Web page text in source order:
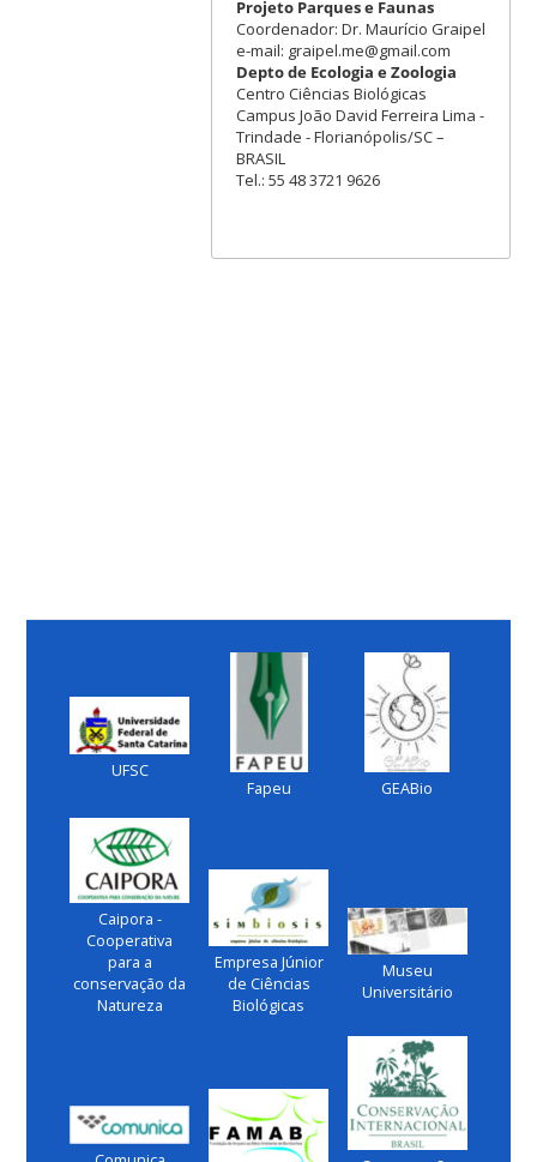
Projeto Parques e Faunas
Coordenador: Dr. Maurício Graipel
e-mail: graipel.me@gmail.com
Depto de Ecologia e Zoologia
Centro Ciências Biológicas
Campus João David Ferreira Lima -
Trindade - Florianópolis/SC –
BRASIL
Tel.: 55 48 3721 9626
UFSC
Fapeu
GEABio
Caipora -
Cooperativa
para a
conservação da
Natureza
Empresa Júnior
de Ciências
Biológicas
Museu
Universitário